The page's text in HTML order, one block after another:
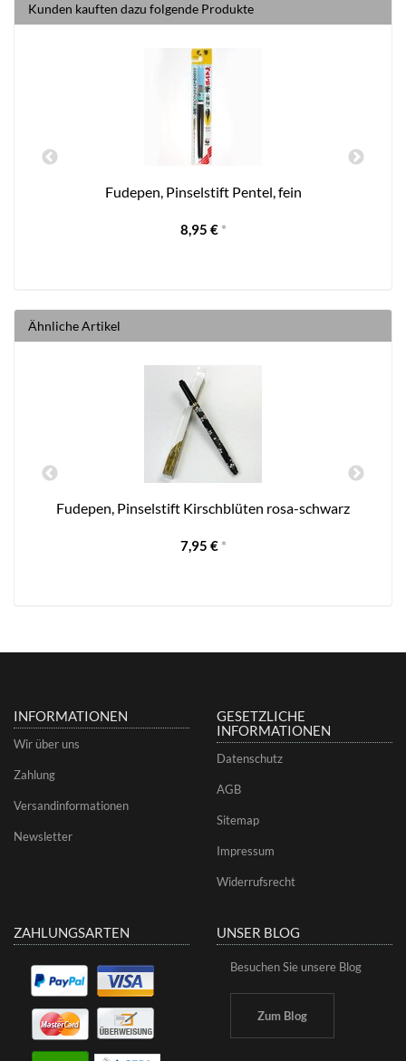
Kunden kauften dazu folgende Produkte
Fudepen, Pinselstift Pentel, fein
8,95 € *
Ähnliche Artikel
Fudepen, Pinselstift Kirschblüten rosa-schwarz
7,95 € *
INFORMATIONEN
Wir über uns
Zahlung
Versandinformationen
Newsletter
GESETZLICHE
INFORMATIONEN
Datenschutz
AGB
Sitemap
Impressum
Widerrufsrecht
ZAHLUNGSARTEN UNSER BLOG
Besuchen Sie unsere Blog
Zum Blog